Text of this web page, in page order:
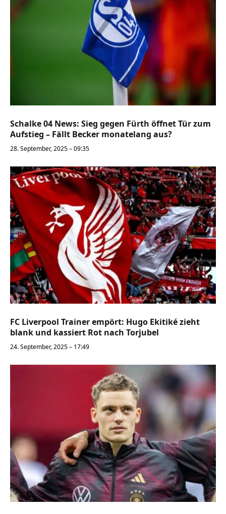
Schalke 04 News: Sieg gegen Fürth öffnet Tür zum
Aufstieg – Fällt Becker monatelang aus?
28. September, 2025 – 09:35
FC Liverpool Trainer empört: Hugo Ekitiké zieht
blank und kassiert Rot nach Torjubel
24. September, 2025 – 17:49